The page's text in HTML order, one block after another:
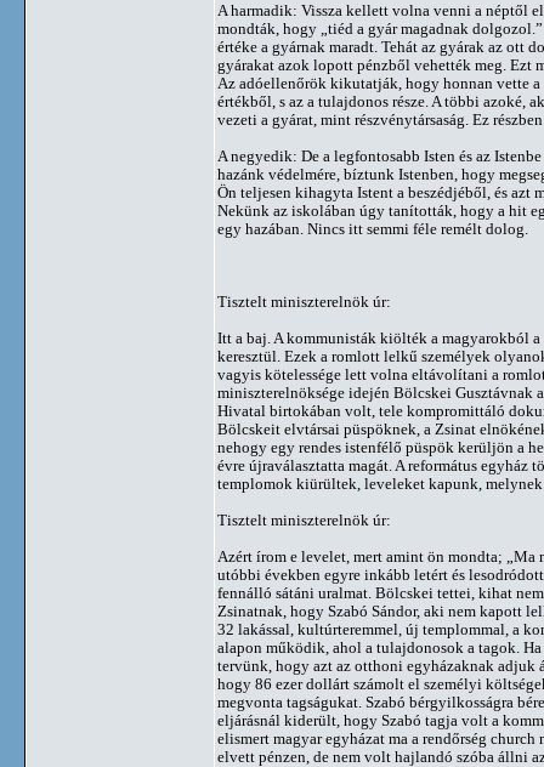
A harmadik: Vissza kellett volna venni a néptől
mondták, hogy „tiéd a gyár magadnak
értéke a gyárnak maradt. Tehát az gyárak az ott
gyárakat azok lopott pénzből vehették meg. Ezt
Az adóellenőrök kikutatják, hogy honnan vette
értékből, s az a tulajdonos része. A többi azoké,
vezeti a gyárat, mint részvénytársaság. Ez
A negyedik: De a legfontosabb Isten és az
hazánk védelmére, bíztunk Istenben, hogy
Ön teljesen kihagyta Istent a beszédjéből, és azt
Nekünk az iskolában úgy tanították, hogy a hit
egy hazában. Nincs itt semmi féle remélt dolog.
Tisztelt miniszterelnök úr:
Itt a baj. A kommunisták kiölték a magyarokból
keresztül. Ezek a romlott lelkű személyek
vagyis kötelessége lett volna eltávolítani a
miniszterelnöksége idején Bölcskei
Hivatal birtokában volt, tele kompromittáló
Bölcskeit elvtársai püspöknek, a Zsinat
nehogy egy rendes istenfélő püspök kerüljön a
évre újraválasztatta magát. A református
templomok kiürültek, leveleket kapunk,
Tisztelt miniszterelnök úr:
Azért írom e levelet, mert amint ön mondta;
utóbbi években egyre inkább letért és
fennálló sátáni uralmat. Bölcskei tettei, kihat
Zsinatnak, hogy Szabó Sándor, aki nem kapott
32 lakással, kultúrteremmel, új templommal, a
alapon működik, ahol a tulajdonosok a tagok.
tervünk, hogy azt az otthoni egyházaknak adjuk
hogy 86 ezer dollárt számolt el személyi
megvonta tagságukat. Szabó bérgyilkosságra
eljárásnál kiderült, hogy Szabó tagja volt a
elismert magyar egyházat ma a rendőrség
elvett pénzen, de nem volt hajlandó szóba állni